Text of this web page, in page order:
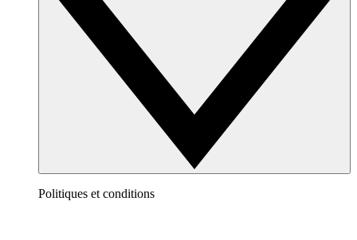
Politiques et conditions